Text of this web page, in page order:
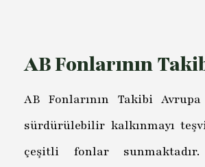
AB Fonlarının
AB Fonlarının Takibi
sürdürülebilir kalkınmayı
çeşitli fonlar